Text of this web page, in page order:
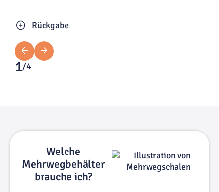
Rückgabe
1/4
Welche
Mehrwegbehälter
brauche ich?